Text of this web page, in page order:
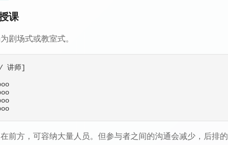
课
剧场式或教室式。
讲师]
前方，可容纳大量人员。但参与者之间的沟通会减少，后排